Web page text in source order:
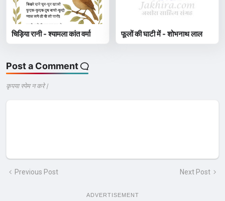
चिड़िया रानी - श्यामला कांत वर्मा फूलों की घाटी में - शोभनाथ लाल
Post a Comment
कृपया स्पेम न करे |
Previous Post Next Post
ADVERTISEMENT